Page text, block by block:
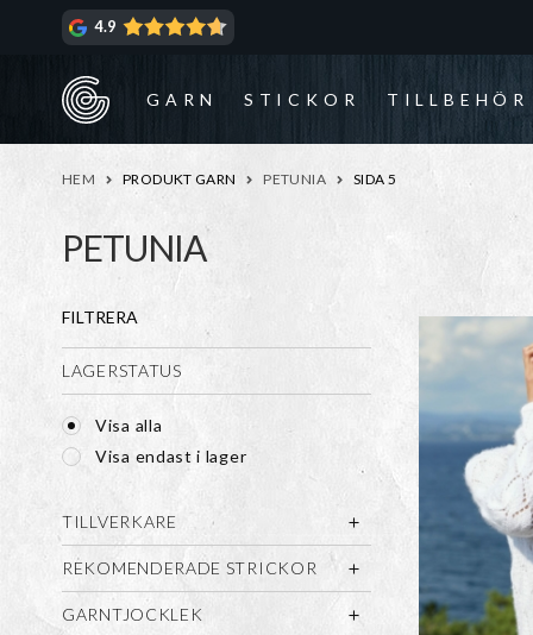
4.9
GARN STICKOR TILLBEHÖR
HEM PRODUKT GARN PETUNIA SIDA 5
PETUNIA
FILTRERA
LAGERSTATUS
Visa alla
Visa endast i lager
TILLVERKARE
REKOMENDERADE STRICKOR
GARNTJOCKLEK